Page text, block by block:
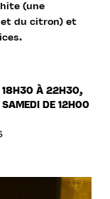
(une
et du citron) et
18H30 À 22H30,
DE 12H00